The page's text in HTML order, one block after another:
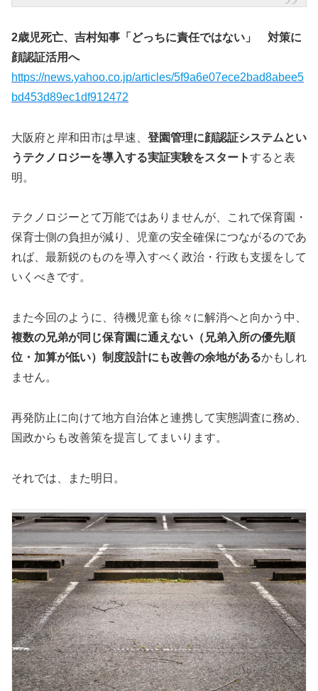
2歳児死亡、吉村知事「どっちに責任ではない」 対策に
顔認証活用へ
https://news.yahoo.co.jp/articles/5f9a6e07ece2bad8abee5
bd453d89ec1df912472
大阪府と岸和田市は早速、 登園管理に顔認証システムとい
うテクノロジーを導入する実証実験をスタートすると表
明。
テクノロジーとて万能ではありませんが、これで保育園・
保育士側の負担が減り、児童の安全確保につながるのであ
れば、最新鋭のものを導入すべく政治・行政も支援をして
いくべきです。
また今回のように、待機児童も徐々に解消へと向かう中、
複数の兄弟が同じ保育園に通えない（兄弟入所の優先順
位・加算が低い）制度設計にも改善の余地があるかもしれ
ません。
再発防止に向けて地方自治体と連携して実態調査に務め、
国政からも改善策を提言してまいります。
それでは、また明日。